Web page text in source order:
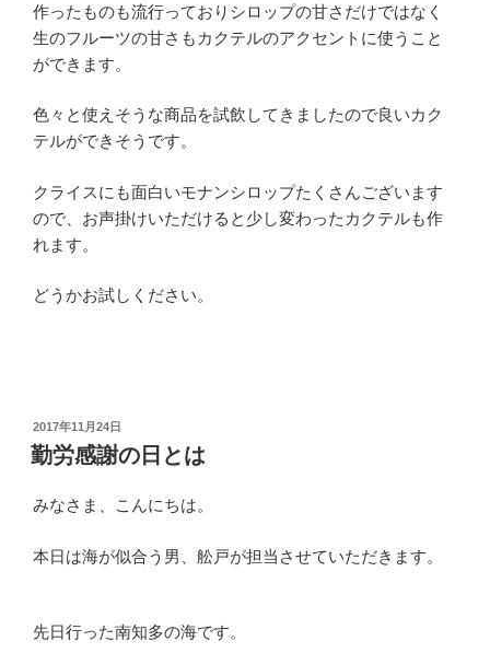
作ったものも流行っておりシロップの甘さだけではなく
生のフルーツの甘さもカクテルのアクセントに使うこと
ができます。
色々と使えそうな商品を試飲してきましたので良いカク
テルができそうです。
クライスにも面白いモナンシロップたくさんございます
ので、お声掛けいただけると少し変わったカクテルも作
れます。
どうかお試しください。
投
稿
日:
2017年11月24日
勤労感謝の日とは
みなさま、こんにちは。
本日は海が似合う男、舩戸が担当させていただきます。
先日行った南知多の海です。